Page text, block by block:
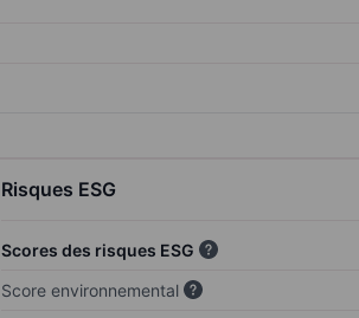
Risques ESG
Scores des risques ESG
Score environnemental